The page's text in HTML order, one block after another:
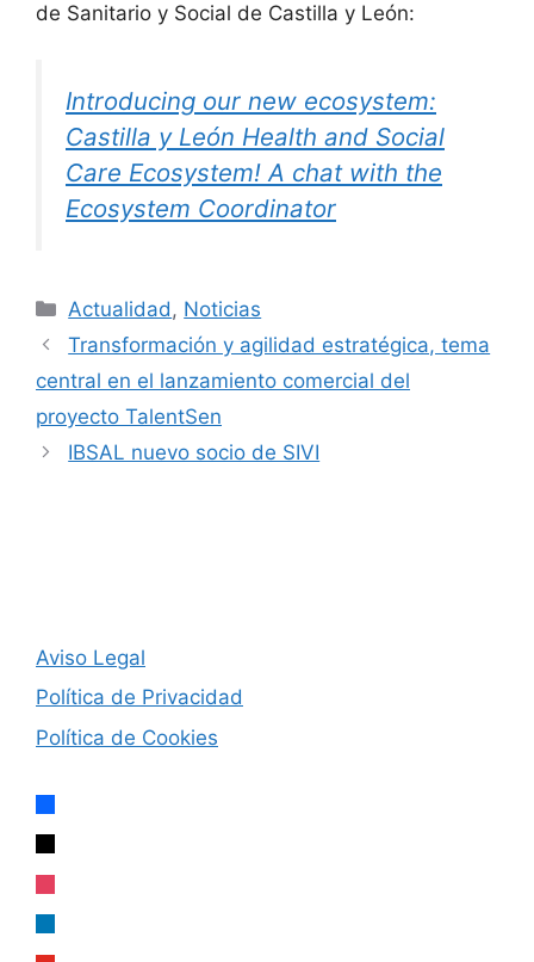
de Sanitario y Social de Castilla y León:
Introducing our new ecosystem:
Castilla y León Health and Social
Care Ecosystem! A chat with the
Ecosystem Coordinator
Categorías
Actualidad , Noticias
Transformación y agilidad estratégica, tema
central en el lanzamiento comercial del
proyecto TalentSen
IBSAL nuevo socio de SIVI
Aviso Legal
Política de Privacidad
Política de Cookies
facebook
x
instagram
linkedin